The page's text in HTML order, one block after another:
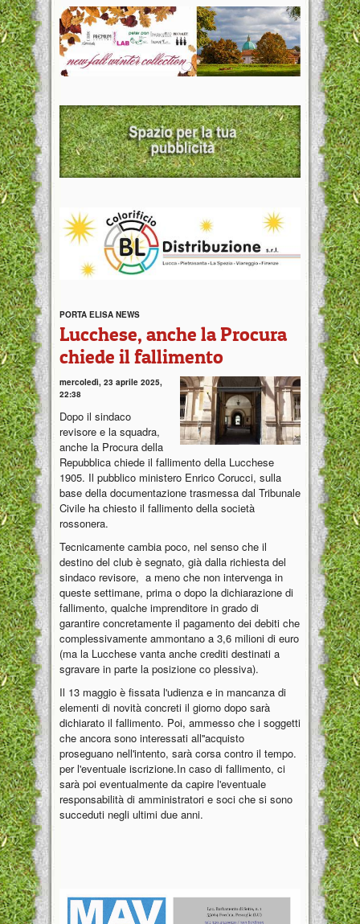
PORTA ELISA NEWS
Lucchese, anche la Procura
chiede il fallimento
mercoledì, 23 aprile 2025,
22:38
Dopo il sindaco
revisore e la squadra,
anche la Procura della
Repubblica chiede il fallimento della Lucchese
1905. Il pubblico ministero Enrico Corucci, sulla
base della documentazione trasmessa dal Tribunale
Civile ha chiesto il fallimento della società
rossonera.
Tecnicamente cambia poco, nel senso che il
destino del club è segnato, già dalla richiesta del
sindaco revisore, a meno che non intervenga in
queste settimane, prima o dopo la dichiarazione di
fallimento, qualche imprenditore in grado di
garantire concretamente il pagamento dei debiti che
complessivamente ammontano a 3,6 milioni di euro
(ma la Lucchese vanta anche crediti destinati a
sgravare in parte la posizione co plessiva).
Il 13 maggio è fissata l'udienza e in mancanza di
elementi di novità concreti il giorno dopo sarà
dichiarato il fallimento. Poi, ammesso che i soggetti
che ancora sono interessati all''acquisto
proseguano nell'intento, sarà corsa contro il tempo.
per l'eventuale iscrizione.In caso di fallimento, ci
sarà poi eventualmente da capire l'eventuale
responsabilità di amministratori e soci che si sono
succeduti negli ultimi due anni.